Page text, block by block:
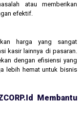
atau memberikan
efektif.
harga yang sangat
kasir lainnya di pasaran.
dengan efisiensi yang
lebih hemat untuk bisnis
Membantu